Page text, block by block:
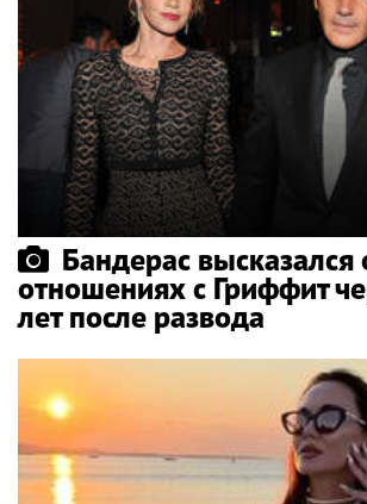
Бандерас высказался
отношениях с Гриффит
лет после развода